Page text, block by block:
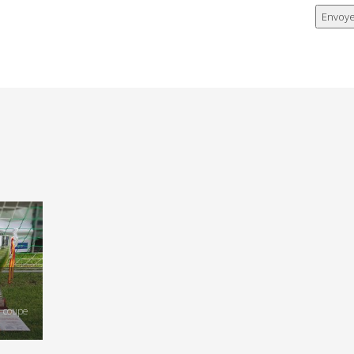
coupe